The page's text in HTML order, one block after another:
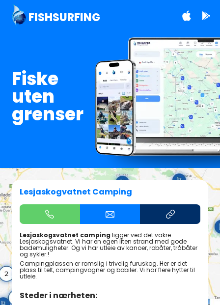
FISHSURFING
Fiske
uten
grenser
Lesjaskogvatnet Camping
Lesjaskogsvatnet camping ligger ved det vakre
Lesjaskogsvatnet. Vi har en egen liten strand med gode
bademuligheter. Og vi har utleie av kanoer, robåter, tråbåter
og sykler.!
Campingplassen er romslig i trivelig furuskog. Her er det
plass til telt, campingvogner og bobiler. Vi har flere hytter til
utleie.
Steder i nærheten: